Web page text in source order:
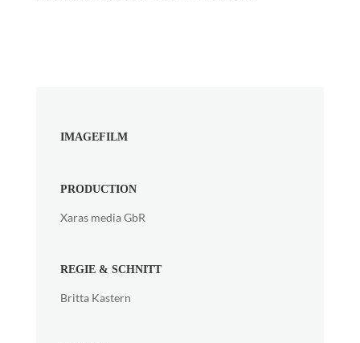
IMAGEFILM
PRODUCTION
Xaras media GbR
REGIE & SCHNITT
Britta Kastern